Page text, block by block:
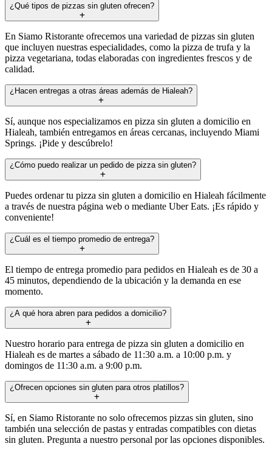
¿Qué tipos de pizzas sin gluten ofrecen?
En Siamo Ristorante ofrecemos una variedad de pizzas sin gluten
que incluyen nuestras especialidades, como la pizza de trufa y la
pizza vegetariana, todas elaboradas con ingredientes frescos y de
calidad.
¿Hacen entregas a otras áreas además de Hialeah?
Sí, aunque nos especializamos en pizza sin gluten a domicilio en
Hialeah, también entregamos en áreas cercanas, incluyendo Miami
Springs. ¡Pide y descúbrelo!
¿Cómo puedo realizar un pedido de pizza sin gluten?
Puedes ordenar tu pizza sin gluten a domicilio en Hialeah fácilmente
a través de nuestra página web o mediante Uber Eats. ¡Es rápido y
conveniente!
¿Cuál es el tiempo promedio de entrega?
El tiempo de entrega promedio para pedidos en Hialeah es de 30 a
45 minutos, dependiendo de la ubicación y la demanda en ese
momento.
¿A qué hora abren para pedidos a domicilio?
Nuestro horario para entrega de pizza sin gluten a domicilio en
Hialeah es de martes a sábado de 11:30 a.m. a 10:00 p.m. y
domingos de 11:30 a.m. a 9:00 p.m.
¿Ofrecen opciones sin gluten para otros platillos?
Sí, en Siamo Ristorante no solo ofrecemos pizzas sin gluten, sino
también una selección de pastas y entradas compatibles con dietas
sin gluten. Pregunta a nuestro personal por las opciones disponibles.